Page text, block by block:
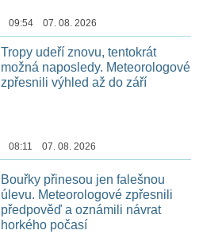
09:54 07. 08. 2026
Tropy udeří znovu, tentokrát
možná naposledy. Meteorologové
zpřesnili výhled až do září
08:11 07. 08. 2026
Bouřky přinesou jen falešnou
úlevu. Meteorologové zpřesnili
předpověď a oznámili návrat
horkého počasí